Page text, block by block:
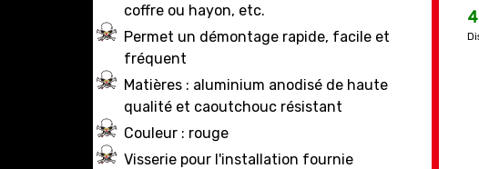
coffre ou hayon, etc.
Permet un démontage rapide, facile et
fréquent
Matières : aluminium anodisé de haute
qualité et caoutchouc résistant
Couleur : rouge
Visserie pour l'installation fournie